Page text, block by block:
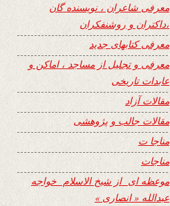
معرفی شاعران ، نویسنده گان
،داکتران و روشنفکران
معرفی کتابهای جدید
معرفی و تجلیل از مساجد ، اماکن و
عابدات تاریخی
مقالات آزاد
مقالات جالب و پژوهشی
مناجا ت
مناجات
موعظه ای از شیخ الاسلام خواجه
عبدالله « انصاری »